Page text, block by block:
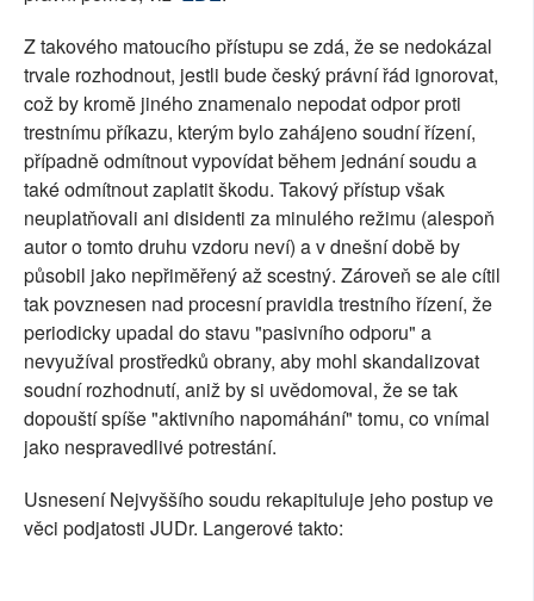
Z takového matoucího přístupu se zdá, že se nedokázal
trvale rozhodnout, jestli bude český právní řád ignorovat,
což by kromě jiného znamenalo nepodat odpor proti
trestnímu příkazu, kterým bylo zahájeno soudní řízení,
případně odmítnout vypovídat během jednání soudu a
také odmítnout zaplatit škodu. Takový přístup však
neuplatňovali ani disidenti za minulého režimu (alespoň
autor o tomto druhu vzdoru neví) a v dnešní době by
působil jako nepřiměřený až scestný. Zároveň se ale cítil
tak povznesen nad procesní pravidla trestního řízení, že
periodicky upadal do stavu "pasivního odporu" a
nevyužíval prostředků obrany, aby mohl skandalizovat
soudní rozhodnutí, aniž by si uvědomoval, že se tak
dopouští spíše "aktivního napomáhání" tomu, co vnímal
jako nespravedlivé potrestání.
Usnesení Nejvyššího soudu rekapituluje jeho postup ve
věci podjatosti JUDr. Langerové takto: